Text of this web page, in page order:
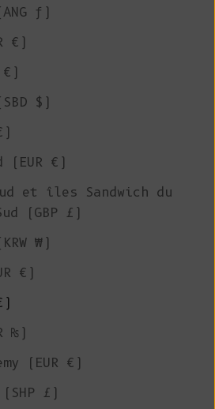
ƒ)
€)
$)
(EUR €)
et îles Sandwich du
(GBP £)
₩)
€)
₨)
(EUR €)
£)